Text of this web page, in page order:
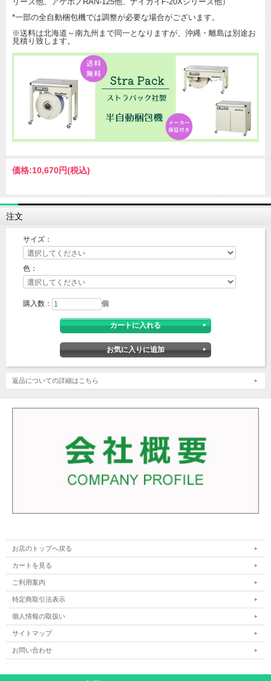
*一部の全自動梱包機では調整が必要な場合がございます。
※送料は北海道～南九州まで同一となりますが、沖縄・離島は別途お
見積り致します。
価格:10,670円(税込)
注文
サイズ：
色：
購入数： 個
返品についての詳細はこちら
お店のトップへ戻る
カートを見る
ご利用案内
特定商取引法表示
個人情報の取扱い
サイトマップ
お問い合わせ